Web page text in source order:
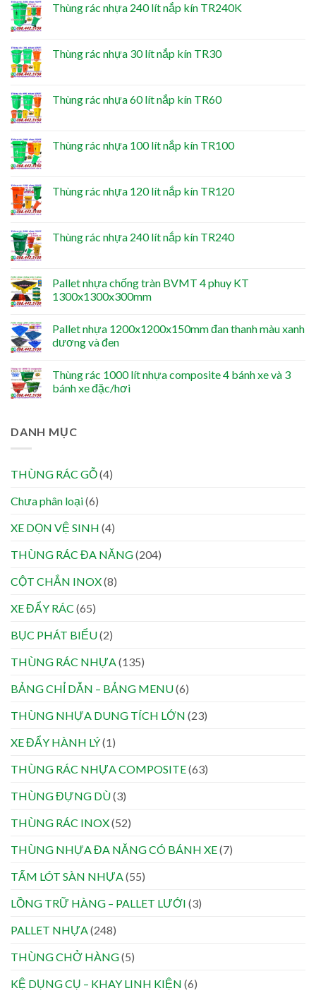
Thùng rác nhựa 240 lít nắp kín TR240K
Thùng rác nhựa 30 lít nắp kín TR30
Thùng rác nhựa 60 lít nắp kín TR60
Thùng rác nhựa 100 lít nắp kín TR100
Thùng rác nhựa 120 lít nắp kín TR120
Thùng rác nhựa 240 lít nắp kín TR240
Pallet nhựa chống tràn BVMT 4 phuy KT
1300x1300x300mm
Pallet nhựa 1200x1200x150mm đan thanh màu xanh
dương và đen
Thùng rác 1000 lít nhựa composite 4 bánh xe và 3
bánh xe đặc/hơi
DANH MỤC
THÙNG RÁC GỖ(4)
Chưa phân loại(6)
XE DỌN VỆ SINH (4)
THÙNG RÁC ĐA NĂNG(204)
CỘT CHẮN INOX(8)
XE ĐẨY RÁC (65)
BỤC PHÁT BIỂU(2)
THÙNG RÁC NHỰA(135)
BẢNG CHỈ DẪN – BẢNG MENU(6)
THÙNG NHỰA DUNG TÍCH LỚN (23)
XE ĐẨY HÀNH LÝ(1)
THÙNG RÁC NHỰA COMPOSITE(63)
THÙNG ĐỰNG DÙ(3)
THÙNG RÁC INOX(52)
THÙNG NHỰA ĐA NĂNG CÓ BÁNH XE(7)
TẤM LÓT SÀN NHỰA(55)
LỒNG TRỮ HÀNG – PALLET LƯỚI (3)
PALLET NHỰA(248)
THÙNG CHỞ HÀNG(5)
KỆ DỤNG CỤ – KHAY LINH KIỆN (6)